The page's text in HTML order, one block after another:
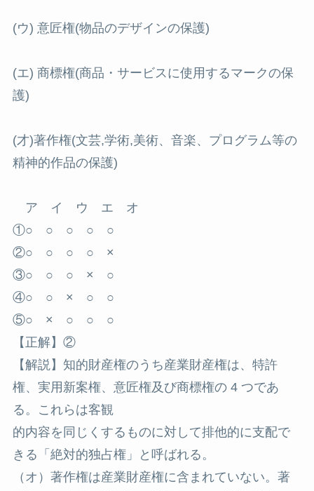
(ウ) 意匠権(物品のデザインの保護)
(エ) 商標権(商品・サービスに使用するマークの保
護)
(才)著作権(文芸,学術,美術、音楽、プログラム等の
精神的作品の保護)
ア イ ウ エ オ
①○ ○ ○ ○ ○
②○ ○ ○ ○ ×
③○ ○ ○ × ○
④○ ○ × ○ ○
⑤○ × ○ ○ ○
【正解】②
【解説】知的財産権のうち産業財産権は、特許
権、実用新案権、意匠権及び商標権の 4 つであ
る。これらは客観
的内容を同じくするものに対して排他的に支配で
きる「絶対的独占権」と呼ばれる。
（オ）著作権は産業財産権に含まれていない。著